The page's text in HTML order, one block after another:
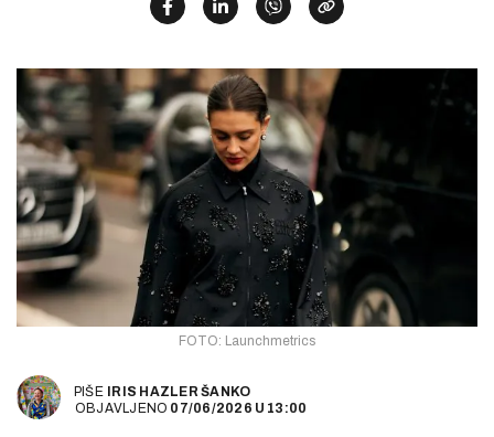
FOTO: Launchmetrics
PIŠE IRIS HAZLER ŠANKO
OBJAVLJENO 07/06/2026 U 13:00